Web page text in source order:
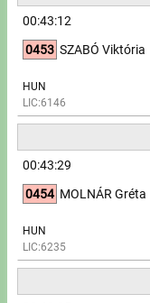
00:43:12
0453 SZABÓ Viktória
HUN
LIC:6146
00:43:29
0454 MOLNÁR Gréta
HUN
LIC:6235